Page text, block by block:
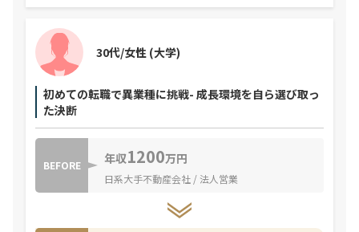
初めての転職で異業種に挑戦- 成長環境を自ら選び取っ
た決断
30代/女性 (大学)
BEFORE 年収1200万円
日系大手不動産会社 / 法人営業